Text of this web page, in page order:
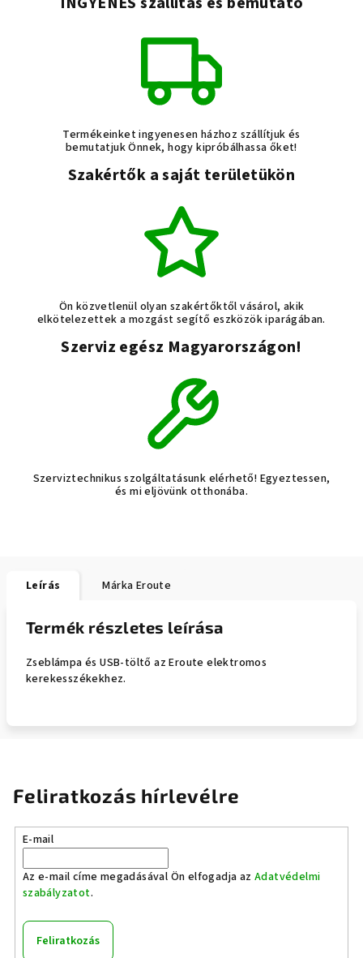
Termékeinket ingyenesen házhoz szállítjuk és
bemutatjuk Önnek, hogy kipróbálhassa őket!
Szakértők a saját területükön
Ön közvetlenül olyan szakértőktől vásárol, akik
elkötelezettek a mozgást segítő eszközök iparágában.
Szerviz egész Magyarországon!
Szerviztechnikus szolgáltatásunk elérhető! Egyeztessen,
és mi eljövünk otthonába.
Leírás Márka Eroute
Termék részletes leírása
Zseblámpa és USB-töltő az Eroute elektromos
kerekesszékekhez.
Feliratkozás hírlevélre
E-mail
Az e-mail címe megadásával Ön elfogadja az Adatvédelmi
szabályzatot.
Feliratkozás